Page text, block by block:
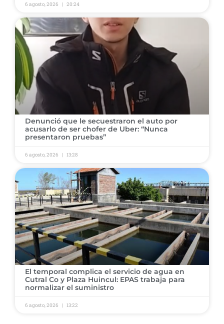
6 agosto, 2026 20:24
Denunció que le secuestraron el auto por
acusarlo de ser chofer de Uber: “Nunca
presentaron pruebas”
6 agosto, 2026 13:28
El temporal complica el servicio de agua en
Cutral Co y Plaza Huincul: EPAS trabaja para
normalizar el suministro
6 agosto, 2026 13:22